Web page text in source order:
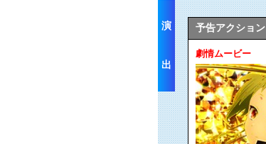
演
出
予告アクション
劇情ムービー